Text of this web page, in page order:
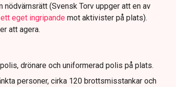
(Svensk Torv uppger att en av
eget ingripande mot aktivister på plats).
att agera.
drönare och uniformerad polis på plats.
personer, cirka 120 brottsmisstankar och